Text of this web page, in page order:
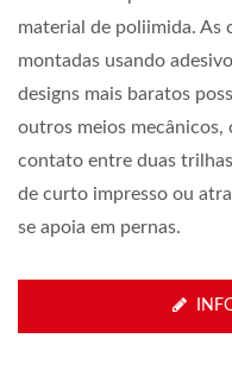
material de poliimida. As
montadas usando
designs mais baratos
outros meios mecânicos,
contato entre duas
de curto impresso ou
se apoia em pernas.